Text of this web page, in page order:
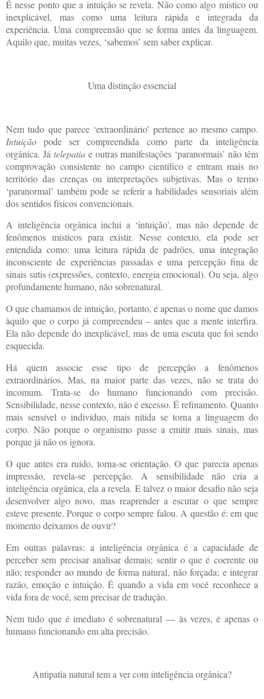
É nesse ponto que a intuição se revela. Não como algo místico ou
inexplicável, mas como uma leitura rápida e integrada da
experiência. Uma compreensão que se forma antes da linguagem.
Aquilo que, muitas vezes, ‘sabemos’ sem saber explicar.
Uma distinção essencial
Nem tudo que parece ‘extraordinário’ pertence ao mesmo campo.
Intuição pode ser compreendida como parte da inteligência
orgânica. Já telepatiae outras manifestações ‘paranormais’ não têm
comprovação consistente no campo científico e entram mais no
território das crenças ou interpretações subjetivas. Mas o termo
‘paranormal’ também pode se referir a habilidades sensoriais além
dos sentidos físicos convencionais.
A inteligência orgânica inclui a ‘intuição’, mas não depende de
fenômenos místicos para existir. Nesse contexto, ela pode ser
entendida como: uma leitura rápida de padrões, uma integração
inconsciente de experiências passadas e uma percepção fina de
sinais sutis (expressões, contexto, energia emocional). Ou seja, algo
profundamente humano, não sobrenatural.
O que chamamos de intuição, portanto, é apenas o nome que damos
àquilo que o corpo já compreendeu – antes que a mente interfira.
Ela não depende do inexplicável, mas de uma escuta que foi sendo
esquecida.
Há quem associe esse tipo de percepção a fenômenos
extraordinários. Mas, na maior parte das vezes, não se trata do
incomum. Trata-se do humano funcionando com precisão.
Sensibilidade, nesse contexto, não é excesso. É refinamento. Quanto
mais sensível o indivíduo, mais nítida se torna a linguagem do
corpo. Não porque o organismo passe a emitir mais sinais, mas
porque já não os ignora.
O que antes era ruído, torna-se orientação. O que parecia apenas
impressão, revela-se percepção. A sensibilidade não cria a
inteligência orgânica, ela a revela. E talvez o maior desafio não seja
desenvolver algo novo, mas reaprender a escutar o que sempre
esteve presente. Porque o corpo sempre falou. A questão é: em que
momento deixamos de ouvir?
Em outras palavras: a inteligência orgânica é a capacidade de
perceber sem precisar analisar demais; sentir o que é coerente ou
não; responder ao mundo de forma natural, não forçada; e integrar
razão, emoção e intuição. É quando a vida em você reconhece a
vida fora de você, sem precisar de tradução.
Nem tudo que é imediato é sobrenatural — às vezes, é apenas o
humano funcionando em alta precisão.
Antipatia natural tem a ver com inteligência orgânica?